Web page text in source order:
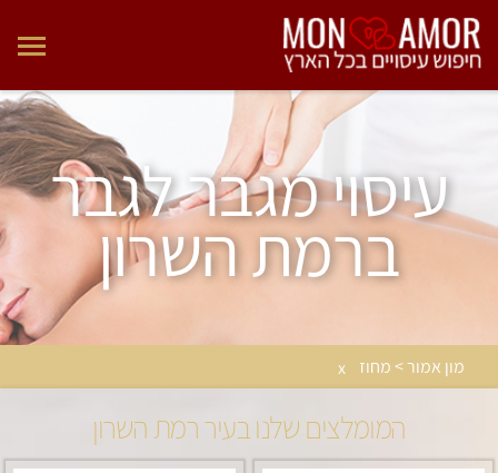
עיסוי מגבר לגבר
ברמת השרון
מון אמור > מחוז x
המומלצים שלנו בעיר רמת השרון